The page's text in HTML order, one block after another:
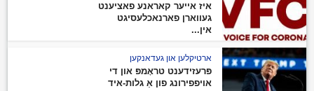
איז אייער קאראנע פאציענט
געווארן פארנאכלעסיגט
אין...
ארטיקלען און געדאנקען
פּרעזידענט טראָמפּ און די
אויפפירונג פון אַ גלות-איד